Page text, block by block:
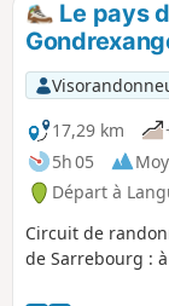
Le pays
17,29 km
5h 05
Départ à
Circuit de
de Sarrebourg :